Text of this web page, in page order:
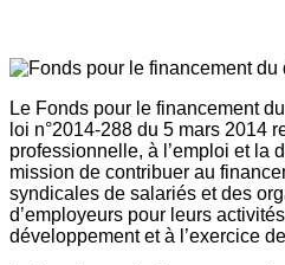
Le Fonds pour le financement
loi n°2014-288 du 5 mars 2014
professionnelle, à l’emploi et la
mission de contribuer au
syndicales de salariés et des
d’employeurs pour leurs
développement et à l’exercice